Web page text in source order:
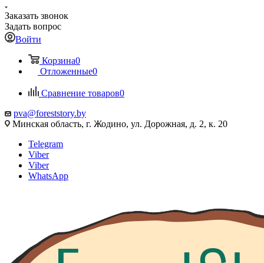
Заказать звонок
Задать вопрос
Войти
Корзина0
Отложенные0
Сравнение товаров0
pva@foreststory.by
Минская область, г. Жодино, ул. Дорожная, д. 2, к. 20
Telegram
Viber
Viber
WhatsApp